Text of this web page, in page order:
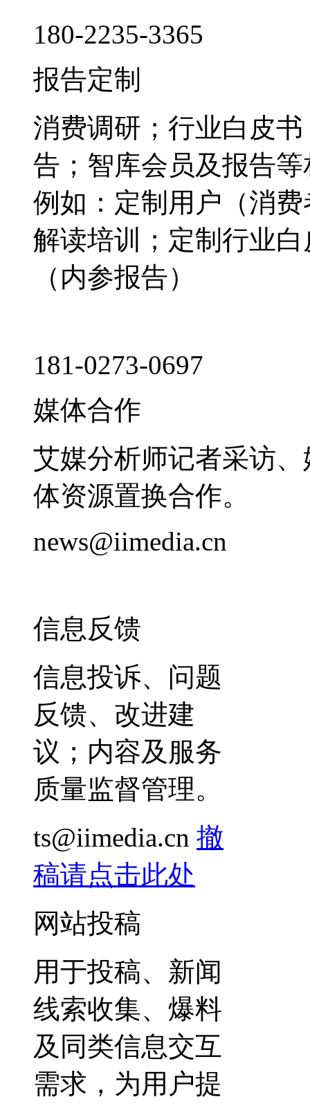
180-2235-3365
报告定制
消费调研；行业白皮
告；智库会员及报告
例如：定制用户（消
解读培训；定制行业
（内参报告）
181-0273-0697
媒体合作
艾媒分析师记者采访
体资源置换合作。
news@iimedia.cn
信息反馈
信息投诉、问题
反馈、改进建
议；内容及服务
质量监督管理。
ts@iimedia.cn 撤
稿请点击此处
网站投稿
用于投稿、新闻
线索收集、爆料
及同类信息交互
需求，为用户提